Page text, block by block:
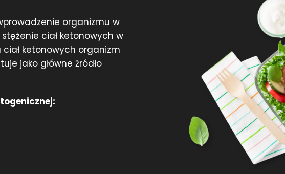
organizmu w
ciał ketonowych w
ketonowych organizm
jako główne źródło